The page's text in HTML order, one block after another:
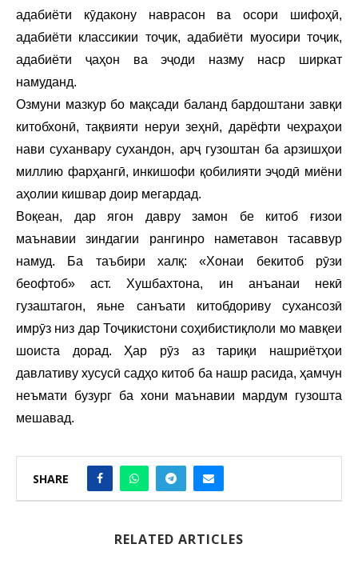
адабиёти кӯдакону наврасон ва осори шифоҳӣ,
адабиёти классикии тоҷик, адабиёти муосири тоҷик,
адабиёти ҷаҳон ва эҷоди назму наср ширкат
намуданд.
Озмуни мазкур бо мақсади баланд бардоштани завқи
китобхонӣ, тақвияти неруи зеҳнӣ, дарёфти чеҳраҳои
нави суханвару сухандон, арҷ гузоштан ба арзишҳои
миллию фарҳангӣ, инкишофи қобилияти эҷодӣ миёни
аҳолии кишвар доир мегардад.
Воқеан, дар ягон давру замон бе китоб ғизои
маънавии зиндагии paнгинpo наметавон тасаввур
намуд. Ба таъбири халқ: «Хонаи бекитоб рӯзи
беофтоб» аст. Хушбахтона, ин анъанаи некӣ
гузаштагон, яьне санъати китобдориву сухансозӣ
имрӯз низ дар Тоҷикистони соҳибистиқлоли мо мавқеи
шоиста дорад. Ҳар рӯз аз тариқи нашриётҳои
давлативу хусусӣ садҳо китоб ба нашр расида, ҳамчун
неъмати бузург ба хони маънавии мардум гузошта
мешавад.
SHARE
RELATED ARTICLES